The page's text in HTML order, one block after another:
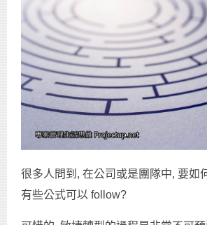
很多人問到, 在公司或是團隊中, 要如
有些公式可以 follow?